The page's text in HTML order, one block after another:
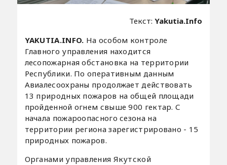
Текст:Yakutia.Info
YAKUTIA.INFO. На особом контроле
Главного управления находится
лесопожарная обстановка на территории
Республики. По оперативным данным
Авиалесоохраны продолжает действовать
13 природных пожаров на общей площади
пройденной огнем свыше 900 гектар. С
начала пожароопасного сезона на
территории региона зарегистрировано - 15
природных пожаров.
Органами управления Якутской